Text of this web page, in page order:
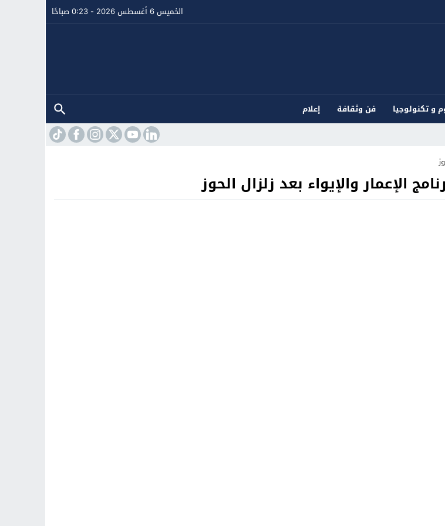
الخميس 6 أغسطس 2026 - 0:23 صباحًا
و تكنولوجيا فن وثقافة
إعلام
الإعمار والإيواء بعد زلزال الحوز